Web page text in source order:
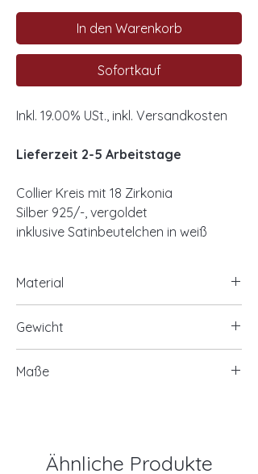
In den Warenkorb
Sofortkauf
Inkl. 19.00% USt., inkl. Versandkosten
Lieferzeit 2-5 Arbeitstage
Collier Kreis mit 18 Zirkonia
Silber 925/-, vergoldet
inklusive Satinbeutelchen in weiß
Material
18 Zirkonia
Gewicht
Maße
Länge ca. 40cm+5cm Verlängerung
Ähnliche Produkte